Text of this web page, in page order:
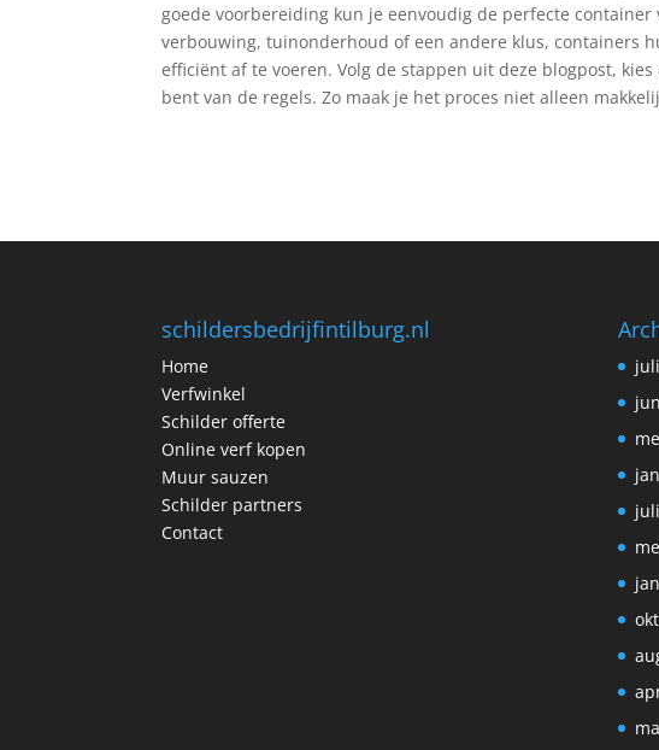
goede voorbereiding kun je eenvoudig de perfecte
verbouwing, tuinonderhoud of een andere klus, containers
efficiënt af te voeren. Volg de stappen uit deze blogpost,
bent van de regels. Zo maak je het proces niet alleen
schildersbedrijfintilburg.nl
Home
Verfwinkel
Schilder offerte
Online verf kopen
Muur sauzen
Schilder partners
Contact